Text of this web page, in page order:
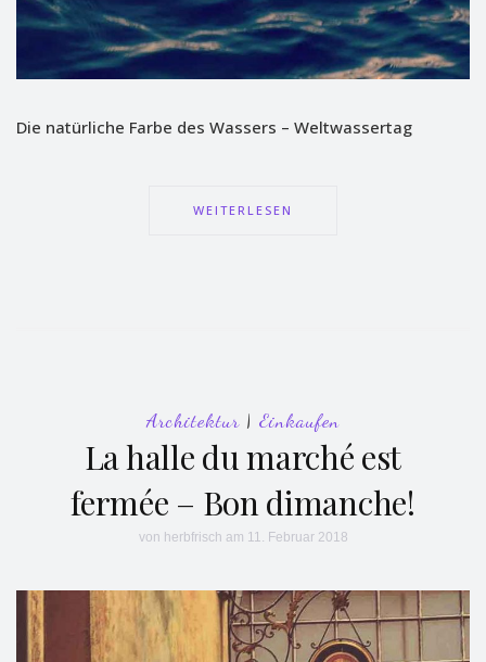
Die natürliche Farbe des Wassers – Weltwassertag
WEITERLESEN
Architektur | Einkaufen
La halle du marché est
fermée – Bon dimanche!
von herbfrisch am 11. Februar 2018